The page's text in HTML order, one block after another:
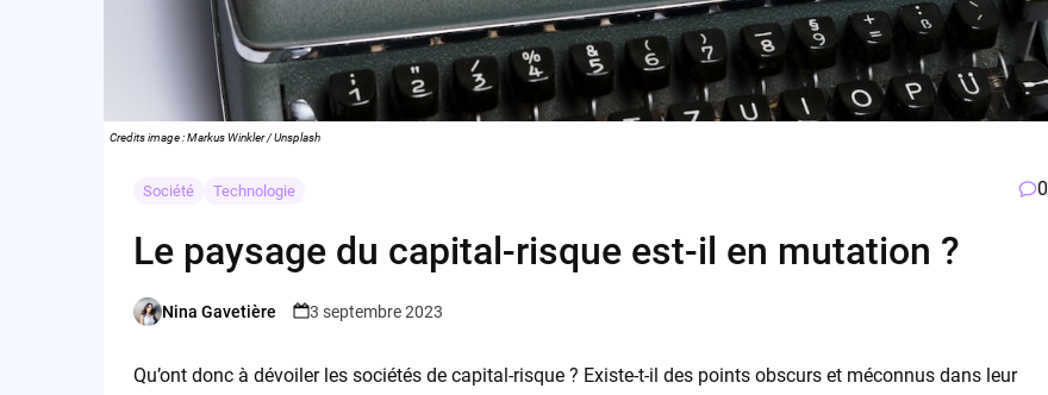
Credits image : Markus Winkler / Unsplash
Société Technologie 0
Le paysage du capital-risque est-il en mutation ?
Posted
Nina Gavetière 3 septembre 2023
Qu’ont donc à dévoiler les sociétés de capital-risque ? Existe-t-il des points obscurs et méconnus dans leur